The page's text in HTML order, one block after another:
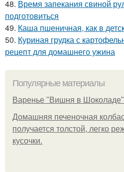
48. Время запекания свиной
подготовиться
49. Каша пшеничная, как в
50. Куриная грудка с
рецепт для домашнего ужина
Популярные материалы
Варенье "Вишня в
Домашняя печеночная
получается толстой, легко
кусочки.